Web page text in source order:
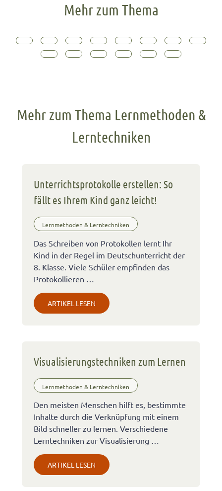
Mehr zum Thema
Mehr zum Thema Lernmethoden &
Lerntechniken
Unterrichtsprotokolle erstellen: So
fällt es Ihrem Kind ganz leicht!
Lernmethoden & Lerntechniken
Das Schreiben von Protokollen lernt Ihr
Kind in der Regel im Deutschunterricht der
8. Klasse. Viele Schüler empfinden das
Protokollieren …
ARTIKEL LESEN
Visualisierungstechniken zum Lernen
Lernmethoden & Lerntechniken
Den meisten Menschen hilft es, bestimmte
Inhalte durch die Verknüpfung mit einem
Bild schneller zu lernen. Verschiedene
Lerntechniken zur Visualisierung …
ARTIKEL LESEN